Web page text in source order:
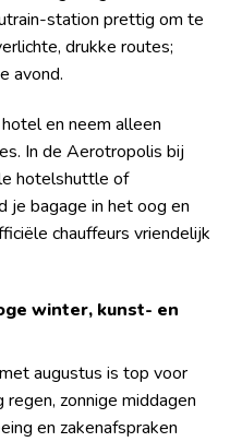
station prettig om te
drukke routes;
avond.
en neem alleen
In de Aerotropolis bij
hotelshuttle of
je bagage in het oog en
chauffeurs vriendelijk
winter, kunst- en
augustus is top voor
zonnige middagen
en zakenafspraken